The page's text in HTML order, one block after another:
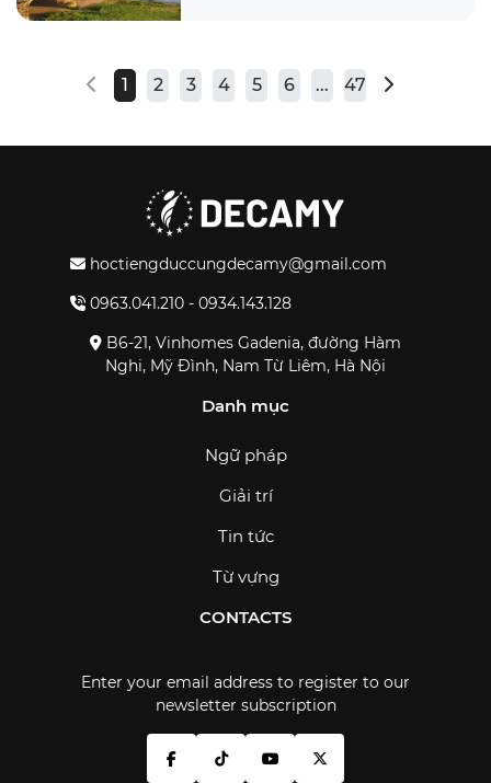
1 2 3 4 5 6 ... 47
hoctiengduccungdecamy@gmail.com
0963.041.210 - 0934.143.128
B6-21, Vinhomes Gadenia, đường Hàm
Nghi, Mỹ Đình, Nam Từ Liêm, Hà Nội
Danh mục
Ngữ pháp
Giải trí
Tin tức
Từ vựng
CONTACTS
Enter your email address to register to our
newsletter subscription